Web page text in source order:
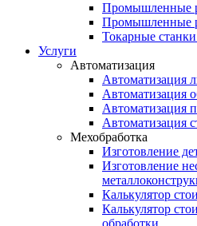
Промышленные
Промышленные
Токарные
Услуги
Автоматизация
Автоматизация
Автоматизация
Автоматизация
Автоматизация
Мехобработка
Изготовление
Изготовление
Калькулятор
Калькулятор
обработки